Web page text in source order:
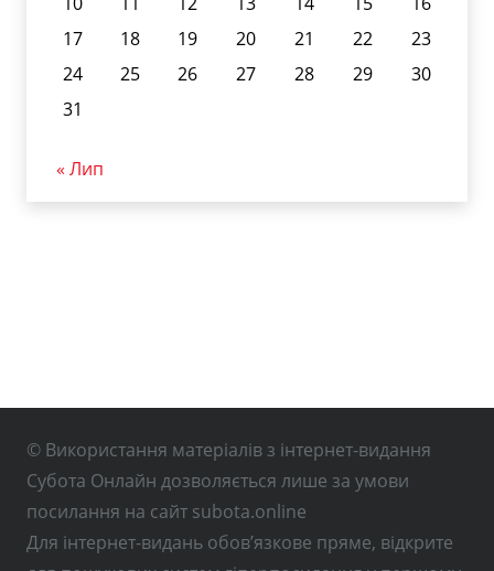
17
18 19 20 21 22
23
24
25 26 27 28 29
30
31
« Лип
© Використання матеріалів з інтернет-видання
Субота Онлайн дозволяється лише за умови
посилання на сайт subota.online
Для інтернет-видань обов’язкове пряме, відкрите